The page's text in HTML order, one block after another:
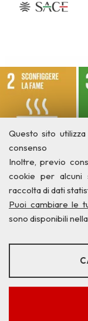
Questo sito
consenso
Inoltre, previo
cookie per
raccolta di dati
Puoi cambiare le
sono disponibili
STATISTICHE
Mostra maggiori